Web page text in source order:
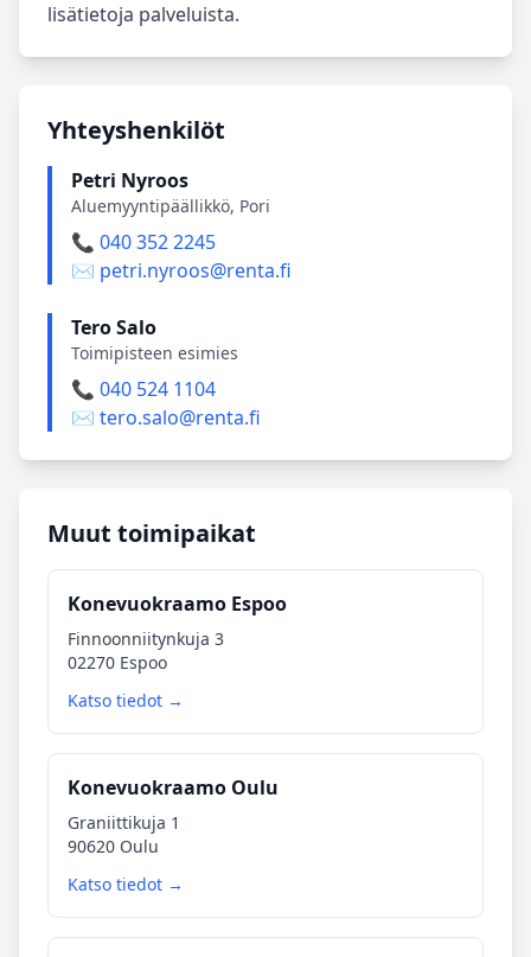
lisätietoja palveluista.
Yhteyshenkilöt
Petri Nyroos
Aluemyyntipäällikkö, Pori
📞 040 352 2245
✉️ petri.nyroos@renta.fi
Tero Salo
Toimipisteen esimies
📞 040 524 1104
✉️ tero.salo@renta.fi
Muut toimipaikat
Konevuokraamo Espoo
Finnoonniitynkuja 3
02270 Espoo
Katso tiedot →
Konevuokraamo Oulu
Graniittikuja 1
90620 Oulu
Katso tiedot →